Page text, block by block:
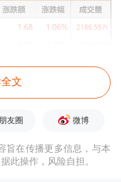
文
朋友圈 微博
旨在传播更多信息，与本
此操作，风险自担。